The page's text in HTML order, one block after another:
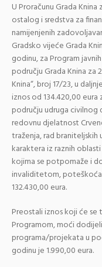
U Proračunu Grada
ostalog i sredstva za
namijenjenih
Gradsko vijeće Grada
godinu, za Program
području Grada Knina za
Knina“, broj 17/23, u
iznos od 134.420,00
području udruga civilnog
redovnu djelatnost
traženja, rad
karaktera iz raznih
kojima se potpomaže i
invaliditetom,
132.430,00 eura.
Preostali iznos koji će
Programom, moći
programa/projekata u
godinu je 1.990,00 eura.